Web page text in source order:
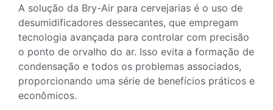
A solução da Bry-Air para cervejarias é o uso de
desumidificadores dessecantes, que empregam
tecnologia avançada para controlar com precisão
o ponto de orvalho do ar. Isso evita a formação de
condensação e todos os problemas associados,
proporcionando uma série de benefícios práticos e
econômicos.